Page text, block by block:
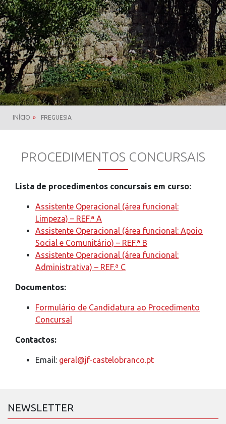
INÍCIO » FREGUESIA
PROCEDIMENTOS CONCURSAIS
Lista de procedimentos concursais em curso:
Assistente Operacional (área funcional:
Limpeza) – REF.ª A
Assistente Operacional (área funcional: Apoio
Social e Comunitário) – REF.ª B
Assistente Operacional (área funcional:
Administrativa) – REF.ª C
Documentos:
Formulário de Candidatura ao Procedimento
Concursal
Contactos:
Email: geral@jf-castelobranco.pt
NEWSLETTER